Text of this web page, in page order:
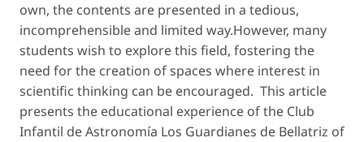
own, the contents are presented in a tedious,
incomprehensible and limited way.However, many
students wish to explore this field, fostering the
need for the creation of spaces where interest in
scientific thinking can be encouraged. This article
presents the educational experience of the Club
Infantil de Astronomía Los Guardianes de Bellatriz of